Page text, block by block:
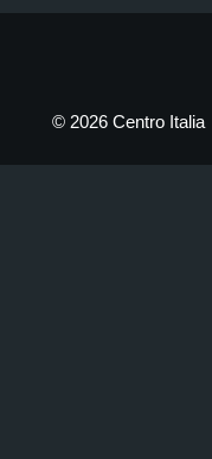
© 2026 Centro Italia